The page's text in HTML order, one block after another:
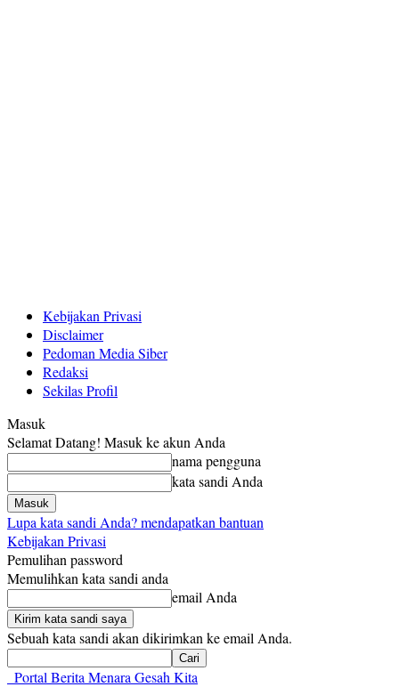
Kebijakan Privasi
Disclaimer
Pedoman Media Siber
Redaksi
Sekilas Profil
Masuk
Selamat Datang! Masuk ke akun Anda
nama pengguna
kata sandi Anda
Lupa kata sandi Anda? mendapatkan bantuan
Kebijakan Privasi
Pemulihan password
Memulihkan kata sandi anda
email Anda
Sebuah kata sandi akan dikirimkan ke email Anda.
Portal Berita Menara Gesah Kita